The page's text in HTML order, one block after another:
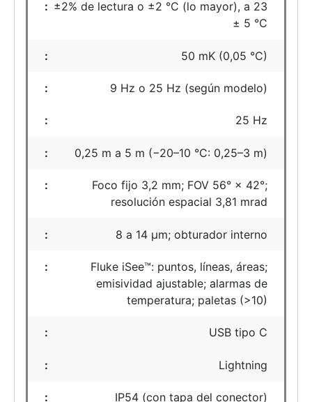
±2% de lectura o ±2 °C (lo mayor), a 23
± 5 °C
50 mK (0,05 °C)
9 Hz o 25 Hz (según modelo)
25 Hz
0,25 m a 5 m (−20–10 °C: 0,25–3 m)
Foco fijo 3,2 mm; FOV 56° × 42°;
resolución espacial 3,81 mrad
8 a 14 µm; obturador interno
Fluke iSee™: puntos, líneas, áreas;
emisividad ajustable; alarmas de
temperatura; paletas (>10)
USB tipo C
Lightning
IP54 (con tapa del conector)